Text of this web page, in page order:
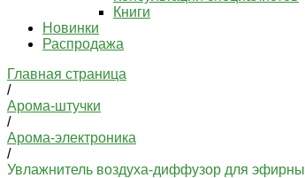
Книги
Новинки
Распродажа
Главная страница
/
Арома-штучки
/
Арома-электроника
/
Увлажнитель воздуха-диффузор для